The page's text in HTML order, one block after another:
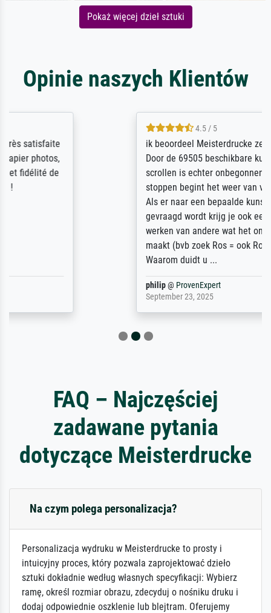
Pokaż więcej dzieł sztuki
Opinie naszych Klientów
ik beoordeel Meisterdrucke zeer positief.
Door de 69505 beschikbare kunstenaars
scrollen is echter onbegonnen werk (na
stoppen begint het weer van voor af aan).
Als er naar een bepaalde kunstenaar
gevraagd wordt krijg je ook een aantal
werken van andere wat het onoverzichtelijk
maakt (bvb zoek Ros = ook Rops, Rose etc).
FAQ – Najczęściej
zadawane pytania
dotyczące Meisterdrucke
Na czym polega personalizacja?
Personalizacja wydruku w Meisterdrucke to prosty i
intuicyjny proces, który pozwala zaprojektować dzieło
sztuki dokładnie według własnych specyfikacji: Wybierz
ramę, określ rozmiar obrazu, zdecyduj o nośniku druku i
dodaj odpowiednie oszklenie lub blejtram. Oferujemy